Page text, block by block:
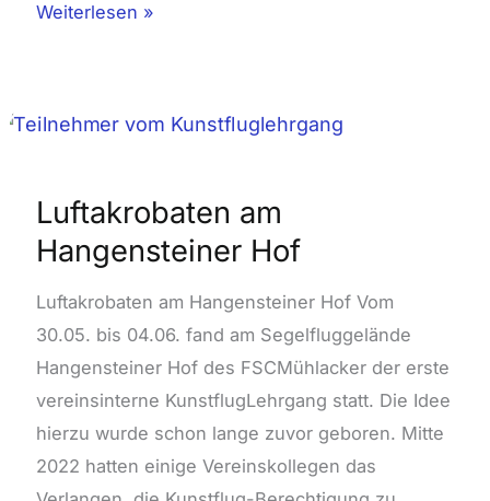
Weiterlesen »
Luftakrobaten am
Hangensteiner Hof
Luftakrobaten am Hangensteiner Hof Vom
30.05. bis 04.06. fand am Segelfluggelände
Hangensteiner Hof des FSC­Mühlacker der erste
vereinsinterne Kunstflug­Lehrgang statt. Die Idee
hierzu wurde schon lange zuvor geboren. Mitte
2022 hatten einige Vereinskollegen das
Luftakrobaten
Hof